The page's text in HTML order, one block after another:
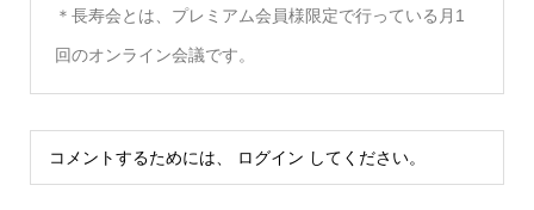
＊長寿会とは、プレミアム会員様限定で行っている月1
回のオンライン会議です。
コメントするためには、 ログイン してください。